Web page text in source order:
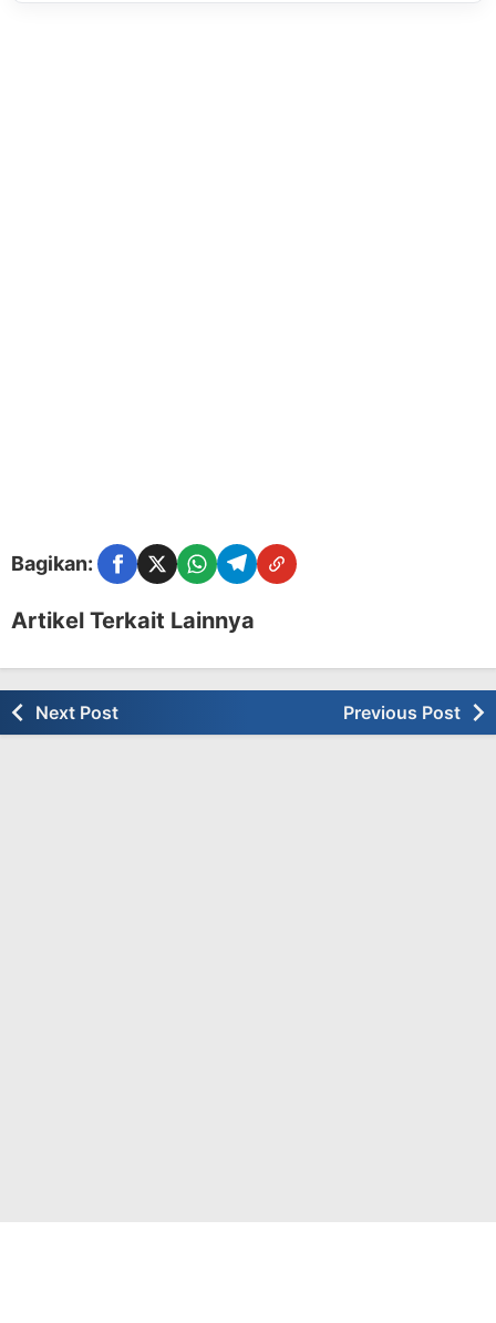
Bagikan: FacebookTwitterWhatsAppTelegramCopy Link
Artikel Terkait Lainnya
Next Post Previous Post